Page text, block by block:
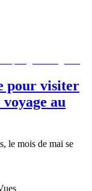
pour visiter
au
le mois de mai se